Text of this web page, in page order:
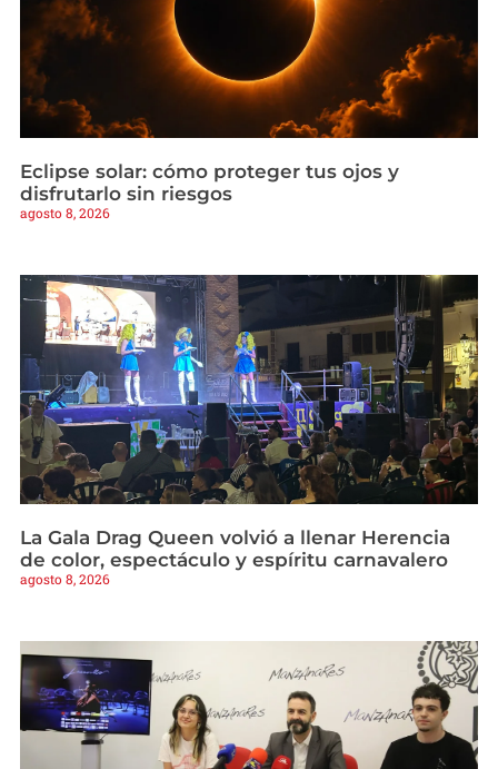
Eclipse solar: cómo proteger tus ojos y
disfrutarlo sin riesgos
agosto 8, 2026
La Gala Drag Queen volvió a llenar Herencia
de color, espectáculo y espíritu carnavalero
agosto 8, 2026